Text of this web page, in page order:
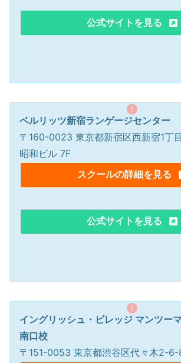
公式サイトを見る
ベルリッツ新宿ランゲージセンター
〒160-0023 東京都新宿区西新宿1丁
昭和ビル 7F
スクールの詳細を見る
公式サイトを見る
イングリッシュ・ビレッジ マンツー
南口校
〒151-0053 東京都渋谷区代々木2-